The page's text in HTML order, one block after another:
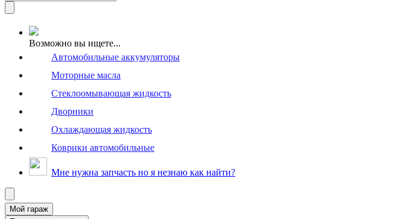
Возможно вы ищете...
Автомобильные аккумуляторы
Моторные масла
Стеклоомывающая жидкость
Дворники
Охлаждающая жидкость
Коврики автомобильные
Мне нужна запчасть но я незнаю как найти?